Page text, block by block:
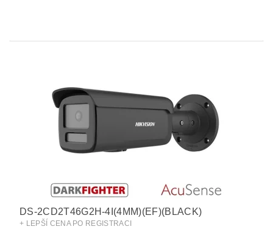
DS-2CD2T46G2H-4I(4MM)(EF)(BLACK)
+ LEPŠÍ CENA PO REGISTRACI